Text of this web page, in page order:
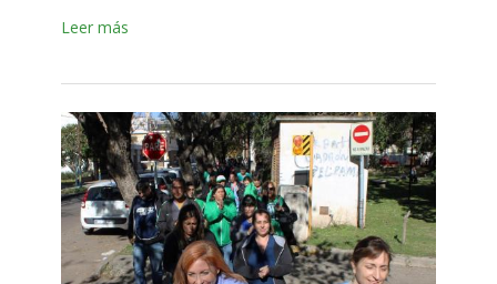
Leer más